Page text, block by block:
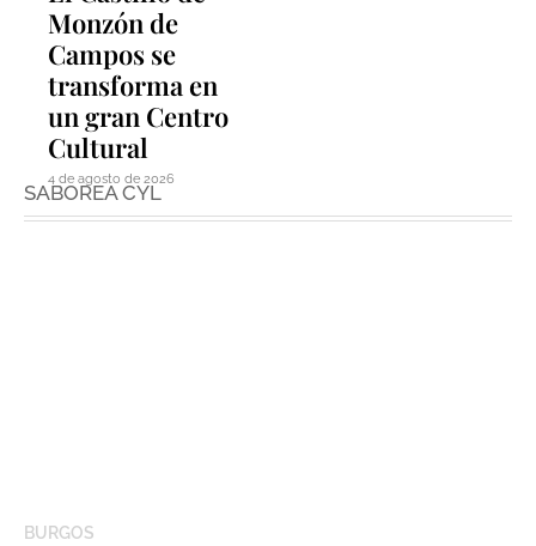
Monzón de
Campos se
transforma en
un gran Centro
Cultural
4 de agosto de 2026
SABOREA CYL
BURGOS